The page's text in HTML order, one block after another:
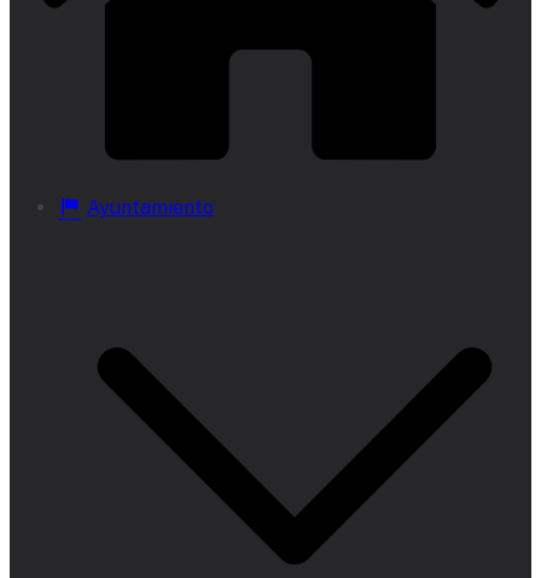
Ayuntamiento